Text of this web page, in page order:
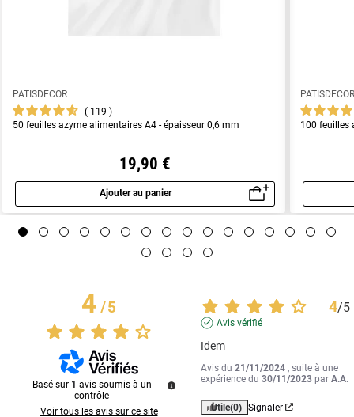
PATISDECOR
119
50 feuilles azyme alimentaires A4 - épaisseur 0,6 mm
19,90 €
Ajouter au panier
Aperçu rapide
100 feuilles
4/5
Basé sur 1 avis soumis à un
contrôle
Voir tous les avis sur ce site
4/5
Avis vérifié
Idem
Avis du21/11/2024 , suite à une
expérience du30/11/2023 parA.A.
Utile(0) Signaler